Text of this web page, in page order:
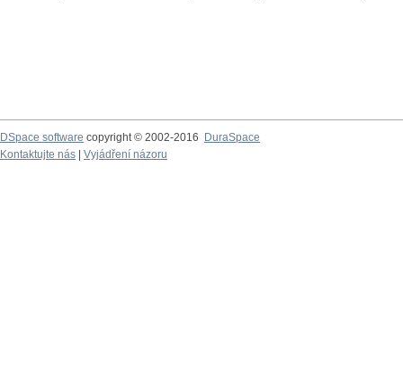
DSpace software copyright © 2002-2016
DuraSpace
Kontaktujte nás
Vyjádření názoru